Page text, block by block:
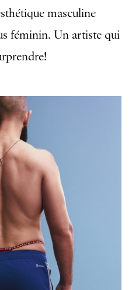
masculine
féminin. Un artiste qui